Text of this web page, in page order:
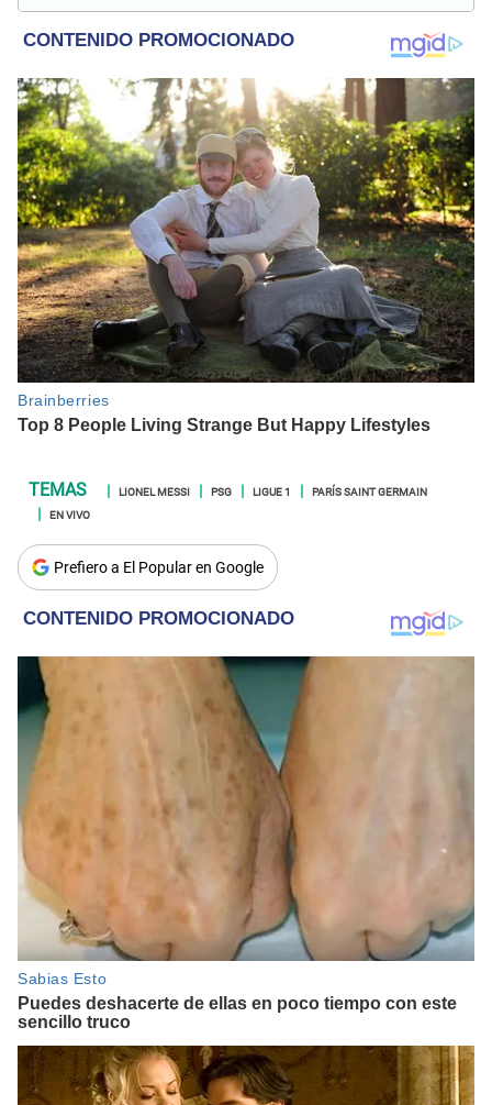
eventos deportivos.
LIONEL MESSI PSG LIGUE 1
PARÍS SAINT GERMAIN
EN VIVO
Prefiero a El Popular en Google